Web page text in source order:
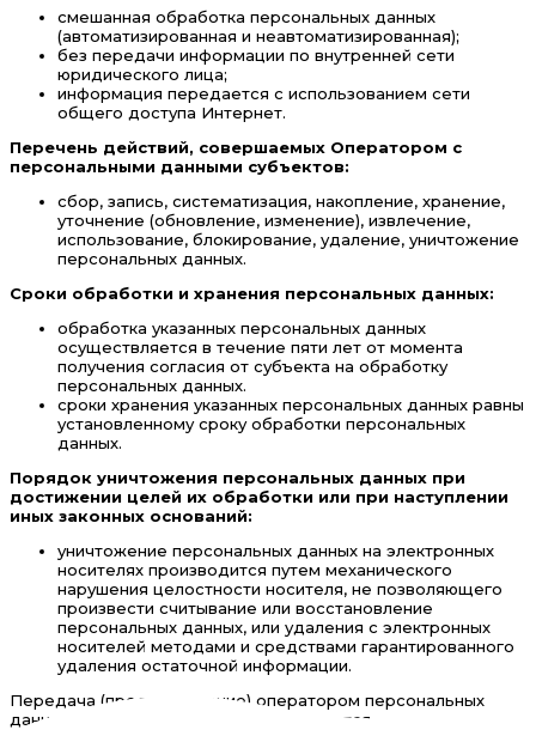
смешанная обработка персональных данных
(автоматизированная и неавтоматизированная);
без передачи информации по внутренней сети
юридического лица;
информация передается с использованием сети
общего доступа Интернет.
Перечень действий, совершаемых Оператором с
персональными данными субъектов:
сбор, запись, систематизация, накопление, хранение,
уточнение (обновление, изменение), извлечение,
использование, блокирование, удаление, уничтожение
персональных данных.
Сроки обработки и хранения персональных данных:
обработка указанных персональных данных
осуществляется в течение пяти лет от момента
получения согласия от субъекта на обработку
персональных данных.
сроки хранения указанных персональных данных равны
установленному сроку обработки персональных
данных.
Порядок уничтожения персональных данных при
достижении целей их обработки или при наступлении
иных законных оснований:
уничтожение персональных данных на электронных
носителях производится путем механического
нарушения целостности носителя, не позволяющего
произвести считывание или восстановление
персональных данных, или удаления с электронных
носителей методами и средствами гарантированного
удаления остаточной информации.
Передача (предоставление) оператором персональных
данных третьим лицам не осуществляется.